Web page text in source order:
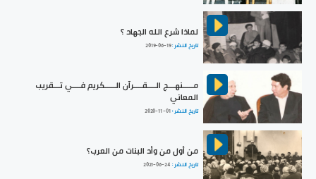
لماذا شرع الله الجهاد ؟
تاريخ النشر :2019-06-19
مـــــنهـــج الــــقــــرآن الـــــكريم فــــي تـــقريب
المعاني
تاريخ النشر :2020-11-01
من أول من وأد البنات من العرب؟
تاريخ النشر : 2021-06-24